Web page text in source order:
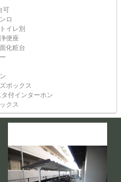
可
ロ
イレ別
便座
化粧台
ボックス
付インターホン
クス